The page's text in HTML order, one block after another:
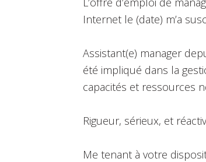
Internet le (date) m’a
Assistant(e) manager
été impliqué dans la
capacités et ressources
Rigueur, sérieux, et
Me tenant à votre